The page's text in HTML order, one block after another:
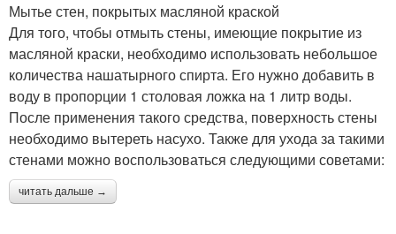
Мытье стен, покрытых масляной краской
Для того, чтобы отмыть стены, имеющие покрытие из
масляной краски, необходимо использовать небольшое
количества нашатырного спирта. Его нужно добавить в
воду в пропорции 1 столовая ложка на 1 литр воды.
После применения такого средства, поверхность стены
необходимо вытереть насухо. Также для ухода за такими
стенами можно воспользоваться следующими советами:
читать дальше →